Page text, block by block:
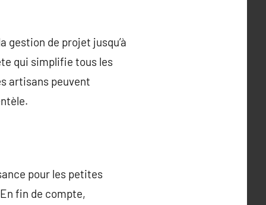
de projet jusqu’à
qui simplifie tous les
artisans peuvent
pour les petites
fin de compte,